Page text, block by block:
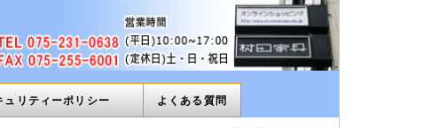
ュリティーポリシー よくある質問